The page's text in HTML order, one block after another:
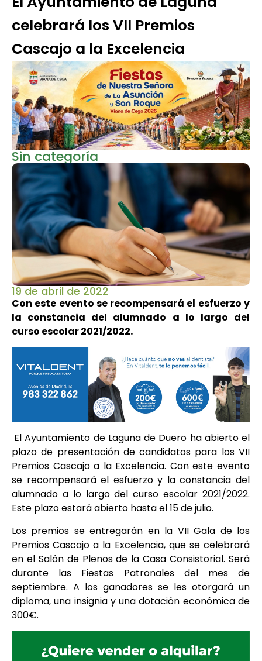
celebrará los VII Premios
Cascajo a la Excelencia
Sin categoría
19 de abril de 2022
Con este evento se recompensará el esfuerzo y
la constancia del alumnado a lo largo del
curso escolar 2021/2022.
El Ayuntamiento de Laguna de Duero ha abierto el
plazo de presentación de candidatos para los VII
Premios Cascajo a la Excelencia. Con este evento
se recompensará el esfuerzo y la constancia del
alumnado a lo largo del curso escolar 2021/2022.
Este plazo estará abierto hasta el 15 de julio.
Los premios se entregarán en la VII Gala de los
Premios Cascajo a la Excelencia, que se celebrará
en el Salón de Plenos de la Casa Consistorial. Será
durante las Fiestas Patronales del mes de
septiembre. A los ganadores se les otorgará un
diploma, una insignia y una dotación económica de
300€.